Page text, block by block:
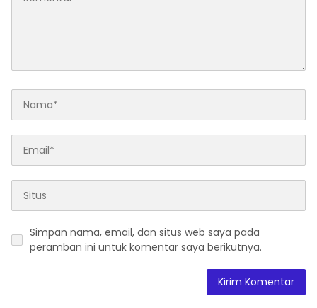
Simpan nama, email, dan situs web saya pada
peramban ini untuk komentar saya berikutnya.